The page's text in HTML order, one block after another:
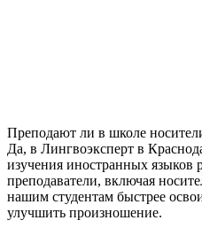
Преподают ли в школе
Да, в Лингвоэксперт в
изучения иностранных языков
преподаватели, включая
нашим студентам быстрее
улучшить произношение.